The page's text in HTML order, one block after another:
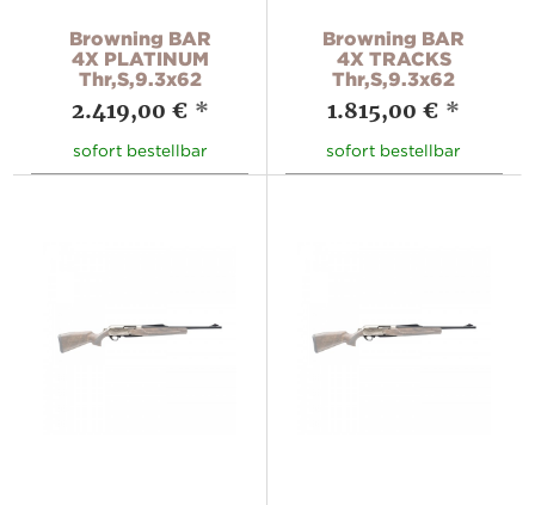
Browning BAR
4X PLATINUM
Thr,S,9.3x62
2.419,00 € *
sofort bestellbar
Browning BAR
4X TRACKS
Thr,S,9.3x62
1.815,00 € *
sofort bestellbar